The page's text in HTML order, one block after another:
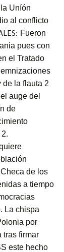
Uníón
al conflicto
Fueron
pues con
el Tratado
de la flauta 2
auge del
de
2.
de los
a tiempo
La chispa
por
tras firmar
este hecho